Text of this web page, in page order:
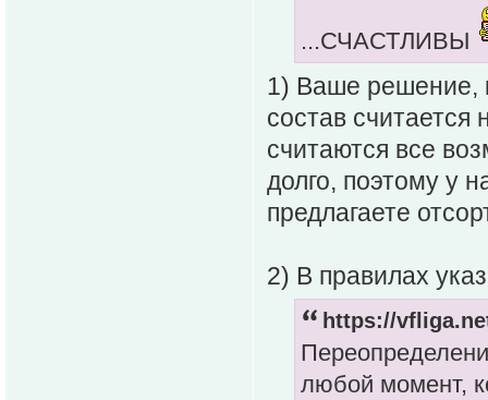
...СЧАСТЛИВЫ
1) Ваше решение,
состав
считаются все
долго, поэтому у
предлагаете
2) В правилах
https://
любой момент,